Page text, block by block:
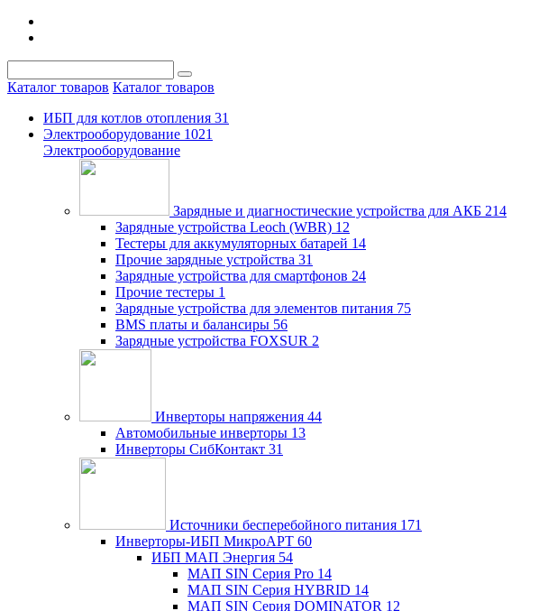
Каталог товаров Каталог товаров
ИБП для котлов отопления 31
Электрооборудование 1021
Электрооборудование
Зарядные и диагностические устройства для АКБ 214
Зарядные устройства Leoch (WBR) 12
Тестеры для аккумуляторных батарей 14
Прочие зарядные устройства 31
Зарядные устройства для смартфонов 24
Прочие тестеры 1
Зарядные устройства для элементов питания 75
BMS платы и балансиры 56
Зарядные устройства FOXSUR 2
Инверторы напряжения 44
Автомобильные инверторы 13
Инверторы СибКонтакт 31
Источники бесперебойного питания 171
Инверторы-ИБП МикроАРТ 60
ИБП МАП Энергия 54
МАП SIN Серия Pro 14
МАП SIN Серия HYBRID 14
МАП SIN Серия DOMINATOR 12